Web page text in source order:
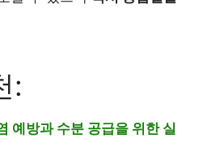
:
예방과 수분 공급을 위한 실